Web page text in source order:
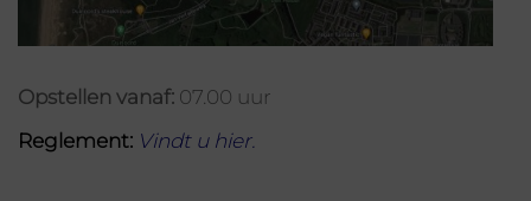
Opstellen vanaf: 07.00 uur
Reglement: Vindt u hier.